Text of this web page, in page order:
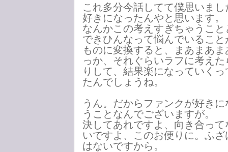
これ多分今話してて僕思いま
好きになったんやと思います。
なんかこの考えすぎちゃうこ
できひんなって悩んでいるこ
ものに変換すると、まあまあ
っか、それぐらいラフに考え
りして、結果楽になっていく
たんでしょうね。
うん。だからファンクが好き
うことなんでございますが。
決してあれですよ、向き合っ
いですよ、このお便りに。ふ
はないですから。